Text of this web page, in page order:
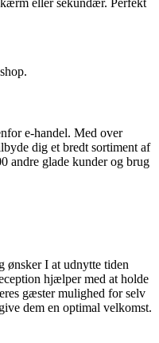
e-handel. Med over
dig et bredt sortiment af
andre glade kunder og brug
ønsker I at udnytte tiden
hjælper med at holde
gæster mulighed for selv
dem en optimal velkomst.